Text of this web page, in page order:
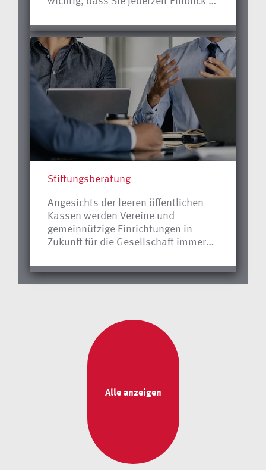
Lösung dafür ist „Unternehmen
online“, eine internetbasierte
Plattform für den Beleg- und
Datenaustausch für die Finanz- und
Lohnbuchführung zwischen uns und
Ihrem Unternehmen.
Stiftungsberatung
Angesichts der leeren öffentlichen
Kassen werden Vereine und
gemeinnützige Einrichtungen in
Zukunft für die Gesellschaft immer
ohne ihr Engagement im sozialen
Bereich viele Hilfsangebote und
und Verantwortlichen kompetente
Unterstützung bei administrativen,
rechtlichen und steuerlichen Fragen.
Alle anzeigen